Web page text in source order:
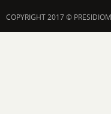
COPYRIGHT 2017 ©